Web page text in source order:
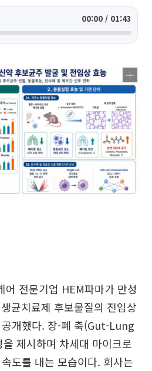
00:00 / 01:43
어 전문기업 HEM파마가 만성
균치료제 후보물질의 전임상
개했다. 장-폐 축(Gut-Lung
제시하며 차세대 마이크로
도를 내는 모습이다. 회사는